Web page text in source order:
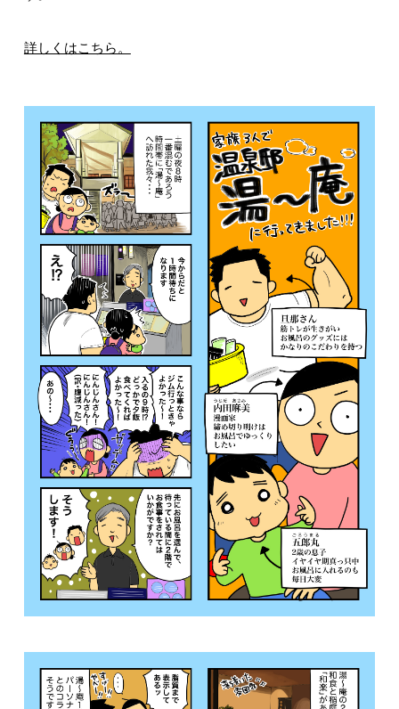
詳しくはこちら。